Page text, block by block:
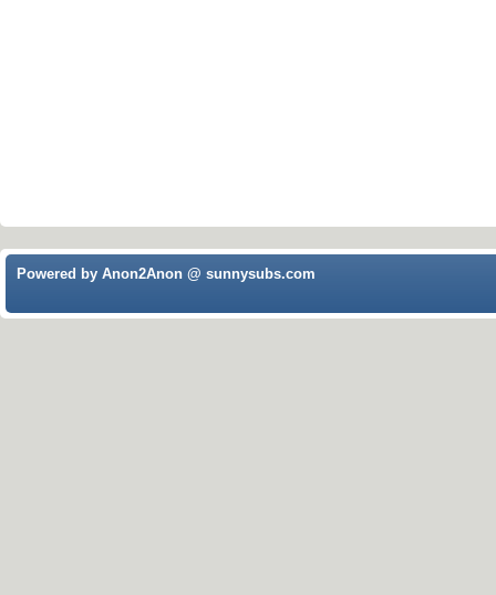
Powered by Anon2Anon @ sunnysubs.com